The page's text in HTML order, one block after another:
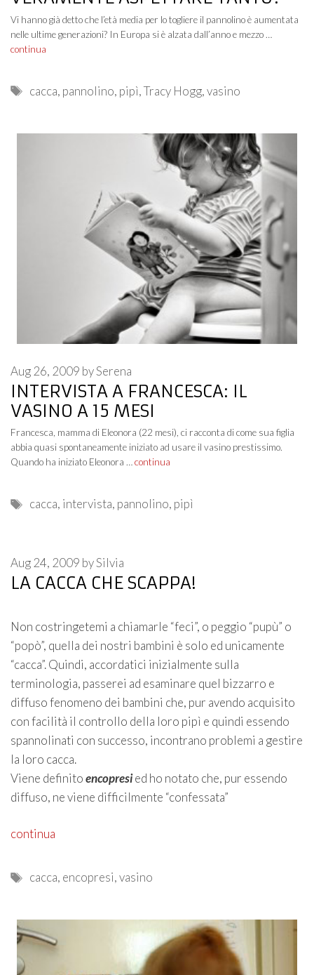
Vi hanno già detto che l’età media per lo togliere il pannolino è aumentata
nelle ultime generazioni? In Europa si è alzata dall’anno e mezzo …
continua
Tags
cacca, pannolino, pipì,Tracy Hogg,vasino
INTERVISTA A FRANCESCA: IL
VASINO A 15 MESI
Aug 26, 2009 bySerena
Francesca, mamma di Eleonora (22 mesi), ci racconta di come sua figlia
abbia quasi spontaneamente iniziato ad usare il vasino prestissimo.
Quando ha iniziato Eleonora …continua
Tags
cacca, intervista, pannolino, pipì
LA CACCA CHE SCAPPA!
Aug 24, 2009 bySilvia
Non costringetemi a chiamarle “feci”, o peggio “pupù” o
“popò”, quella dei nostri bambini è solo ed unicamente
“cacca”. Quindi, accordatici inizialmente sulla
terminologia, passerei ad esaminare quel bizzarro e
diffuso fenomeno dei bambini che, pur avendo acquisito
con facilità il controllo della loro pipì e quindi essendo
spannolinati con successo, incontrano problemi a gestire
la loro cacca.
Viene definitoencopresied ho notato che, pur essendo
diffuso, ne viene difficilmente “confessata”
continua
Tags
cacca, encopresi,vasino